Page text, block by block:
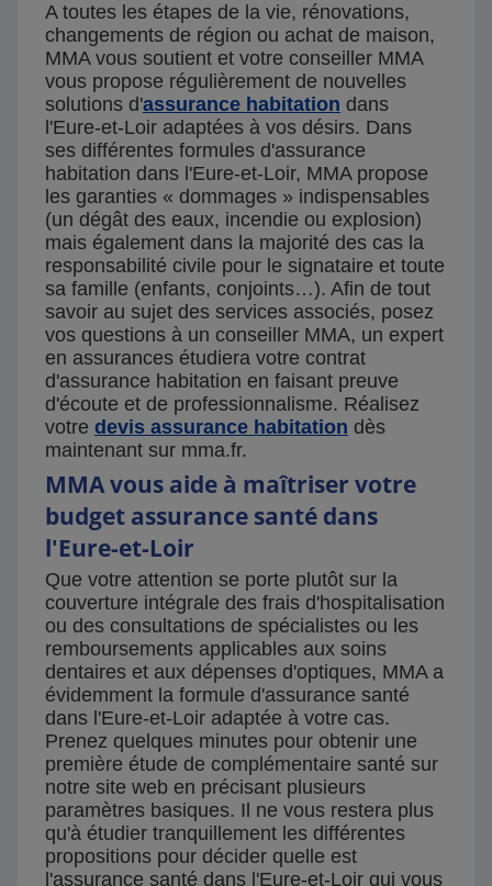
A toutes les étapes de la vie, rénovations,
changements de région ou achat de maison,
MMA vous soutient et votre conseiller MMA
vous propose régulièrement de nouvelles
solutions d'assurance habitation dans
l'Eure-et-Loir adaptées à vos désirs. Dans
ses différentes formules d'assurance
habitation dans l'Eure-et-Loir, MMA propose
les garanties « dommages » indispensables
(un dégât des eaux, incendie ou explosion)
mais également dans la majorité des cas la
responsabilité civile pour le signataire et toute
sa famille (enfants, conjoints…). Afin de tout
savoir au sujet des services associés, posez
vos questions à un conseiller MMA, un expert
en assurances étudiera votre contrat
d'assurance habitation en faisant preuve
d'écoute et de professionnalisme. Réalisez
votre devis assurance habitation dès
maintenant sur mma.fr.
MMA vous aide à maîtriser votre
budget assurance santé dans
l'Eure-et-Loir
Que votre attention se porte plutôt sur la
couverture intégrale des frais d'hospitalisation
ou des consultations de spécialistes ou les
remboursements applicables aux soins
dentaires et aux dépenses d'optiques, MMA a
évidemment la formule d'assurance santé
dans l'Eure-et-Loir adaptée à votre cas.
Prenez quelques minutes pour obtenir une
première étude de complémentaire santé sur
notre site web en précisant plusieurs
paramètres basiques. Il ne vous restera plus
qu'à étudier tranquillement les différentes
propositions pour décider quelle est
l'assurance santé dans l'Eure-et-Loir qui vous